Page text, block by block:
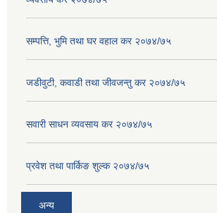
सम्पत्ति, भुमि तथा घर वहाल कर २०७४/७५
जडीवुटी, कवाडी तथा जीवजन्तु कर २०७४/७५
सवारी साधन व्यवसाय कर २०७४/७५
प्रवेश तथा पार्किङ शुल्क २०७४/७५
अन्य